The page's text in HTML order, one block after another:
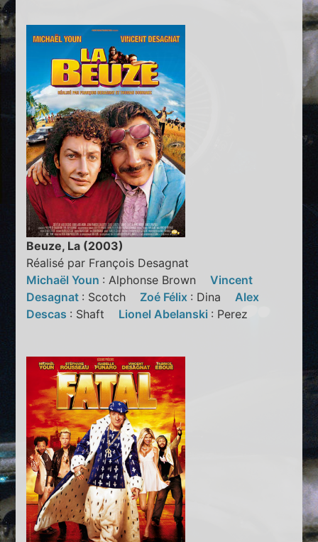
Beuze, La (2003)
Réalisé par François Desagnat
Michaël Youn : Alphonse BrownVincent
Desagnat : Scotch Zoé Félix : Dina Alex
Descas : Shaft Lionel Abelanski : Perez